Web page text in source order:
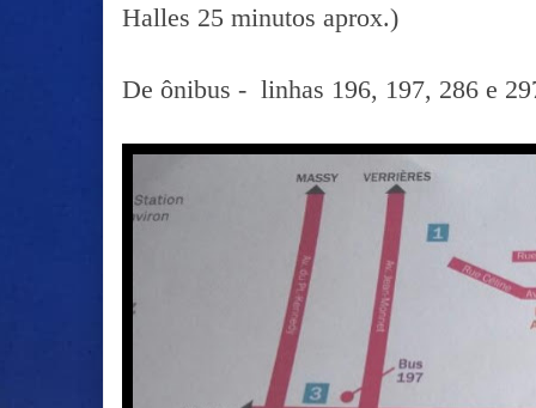
Halles 25 minutos aprox.)
De ônibus - linhas 196, 197, 286 e